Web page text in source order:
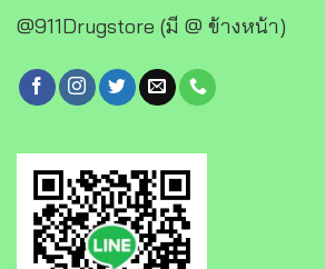
@911Drugstore (มี @ ข้างหน้า)